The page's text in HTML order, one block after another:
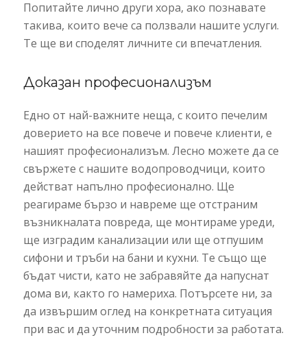
Попитайте лично други хора, ако познавате
такива, които вече са ползвали нашите услуги.
Те ще ви споделят личните си впечатления.
Доказан професионализъм
Едно от най-важните неща, с които печелим
доверието на все повече и повече клиенти, е
нашият професионализъм. Лесно можете да се
свържете с нашите водопроводчици, които
действат напълно професионално. Ще
реагираме бързо и навреме ще отстраним
възникналата повреда, ще монтираме уреди,
ще изградим канализации или ще отпушим
сифони и тръби на бани и кухни. Те също ще
бъдат чисти, като не забравяйте да напуснат
дома ви, както го намериха. Потърсете ни, за
да извършим оглед на конкретната ситуация
при вас и да уточним подробности за работата.